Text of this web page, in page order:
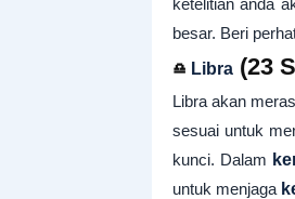
ketelitian anda
besar. Beri
♎ Libra(23
Libra akan
sesuai untuk
kunci. Dalam
untuk menjaga